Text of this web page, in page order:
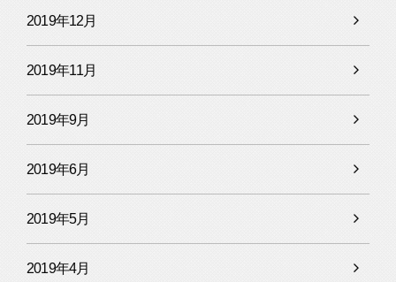
2019年12月
2019年11月
2019年9月
2019年6月
2019年5月
2019年4月